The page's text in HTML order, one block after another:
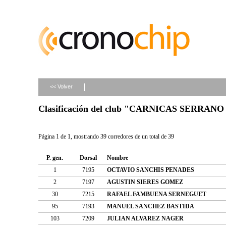
<< Volver
Clasificación del club "CARNICAS
Página 1 de 1, mostrando 39 corredores de un total de 39
P. gen. Dorsal
Nombre
1
7195
OCTAVIO SANCHIS PENADES
2
7197
AGUSTIN SIERES GOMEZ
30
7215
RAFAEL FAMBUENA SERNEGUET
95
7193
MANUEL SANCHEZ BASTIDA
103
7209
JULIAN ALVAREZ NAGER